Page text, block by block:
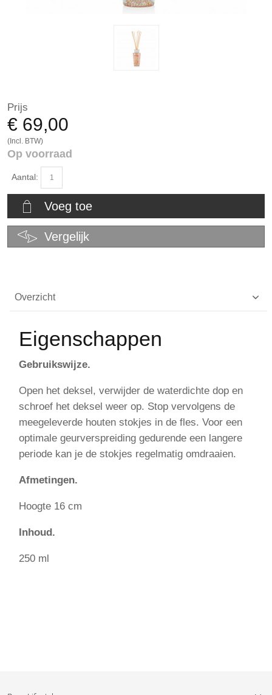
Prijs
€ 69,00
(Incl. BTW)
Op voorraad
Aantal:
Voeg toe
Vergelijk
Overzicht
Eigenschappen
Gebruikswijze.
Open het deksel, verwijder de waterdichte dop en
schroef het deksel weer op. Stop vervolgens de
meegeleverde houten stokjes in de fles. Voor een
optimale geurverspreiding gedurende een langere
periode kan je de stokjes regelmatig omdraaien.
Afmetingen.
Hoogte 16 cm
Inhoud.
250 ml